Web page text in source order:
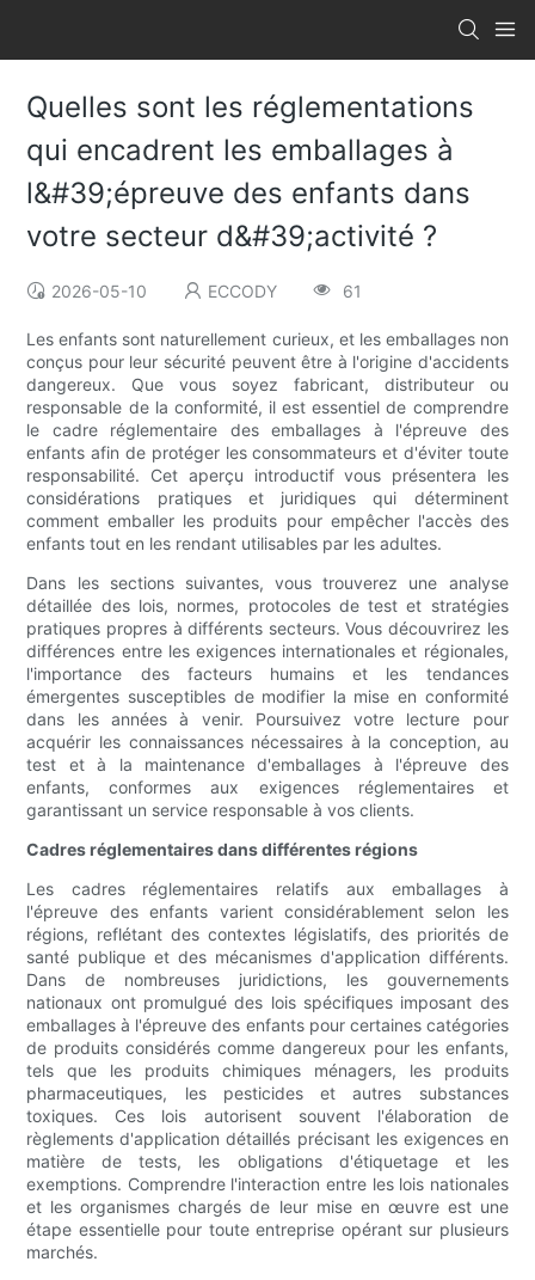
Quelles sont les réglementations
qui encadrent les emballages à
l&#39;épreuve des enfants dans
votre secteur d&#39;activité ?
2026-05-10 ECCODY 61
Les enfants sont naturellement curieux, et les emballages non
conçus pour leur sécurité peuvent être à l'origine d'accidents
dangereux. Que vous soyez fabricant, distributeur ou
responsable de la conformité, il est essentiel de comprendre
le cadre réglementaire des emballages à l'épreuve des
enfants afin de protéger les consommateurs et d'éviter toute
responsabilité. Cet aperçu introductif vous présentera les
considérations pratiques et juridiques qui déterminent
comment emballer les produits pour empêcher l'accès des
enfants tout en les rendant utilisables par les adultes.
Dans les sections suivantes, vous trouverez une analyse
détaillée des lois, normes, protocoles de test et stratégies
pratiques propres à différents secteurs. Vous découvrirez les
différences entre les exigences internationales et régionales,
l'importance des facteurs humains et les tendances
émergentes susceptibles de modifier la mise en conformité
dans les années à venir. Poursuivez votre lecture pour
acquérir les connaissances nécessaires à la conception, au
test et à la maintenance d'emballages à l'épreuve des
enfants, conformes aux exigences réglementaires et
garantissant un service responsable à vos clients.
Cadres réglementaires dans différentes régions
Les cadres réglementaires relatifs aux emballages à
l'épreuve des enfants varient considérablement selon les
régions, reflétant des contextes législatifs, des priorités de
santé publique et des mécanismes d'application différents.
Dans de nombreuses juridictions, les gouvernements
nationaux ont promulgué des lois spécifiques imposant des
emballages à l'épreuve des enfants pour certaines catégories
de produits considérés comme dangereux pour les enfants,
tels que les produits chimiques ménagers, les produits
pharmaceutiques, les pesticides et autres substances
toxiques. Ces lois autorisent souvent l'élaboration de
règlements d'application détaillés précisant les exigences en
matière de tests, les obligations d'étiquetage et les
exemptions. Comprendre l'interaction entre les lois nationales
et les organismes chargés de leur mise en œuvre est une
étape essentielle pour toute entreprise opérant sur plusieurs
marchés.